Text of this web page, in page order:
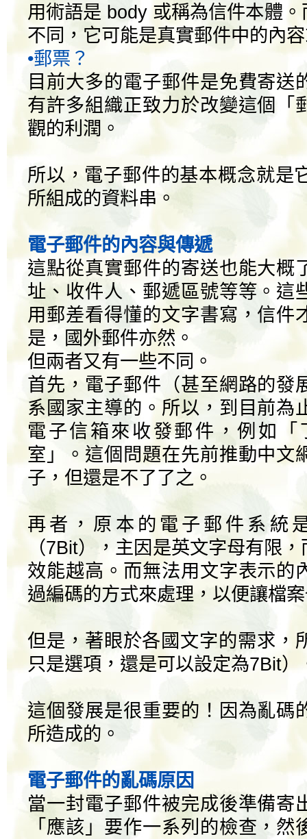
用術語是 body 或稱為信件本體
不同，它可能是真實郵件中的內
•郵票？
目前大多的電子郵件是免費寄送
有許多組織正致力於改變這個「
觀的利潤。
所以，電子郵件的基本概念就是
所組成的資料串。
電子郵件的內容與傳遞
這點從真實郵件的寄送也能大概
址、收件人、郵遞區號等等。這
用郵差看得懂的文字書寫，信件
是，國外郵件亦然。
但兩者又有一些不同。
首先，電子郵件（甚至網路的發
系國家主導的。所以，到目前為
電子信箱來收發郵件，例如
室」。這個問題在先前推動中文
子，但還是不了了之。
再者，原本的電子郵件系統
（7Bit），主因是英文字母有限
效能越高。而無法用文字表示的
過編碼的方式來處理，以便讓檔
但是，著眼於各國文字的需求，
只是選項，還是可以設定為7Bit）
這個發展是很重要的！因為亂碼
所造成的。
電子郵件的亂碼原因
當一封電子郵件被完成後準備寄
「應該」要作一系列的檢查，